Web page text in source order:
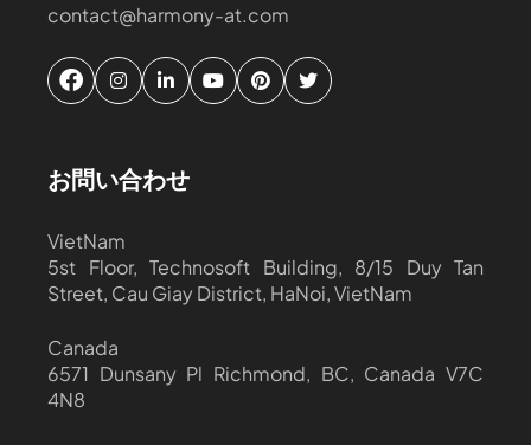
contact@harmony-at.com
お問い合わせ
VietNam
5st Floor, Technosoft Building, 8/15 Duy Tan
Street, Cau Giay District, HaNoi, VietNam
Canada
6571 Dunsany Pl Richmond, BC, Canada V7C
4N8